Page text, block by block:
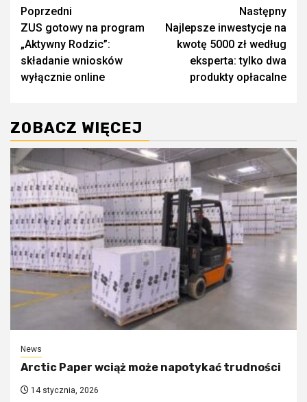
Zobacz
wpisy
Poprzedni
ZUS gotowy na program
„Aktywny Rodzic”:
składanie wniosków
wyłącznie online
Następny
Najlepsze inwestycje na
kwotę 5000 zł według
eksperta: tylko dwa
produkty opłacalne
ZOBACZ WIĘCEJ
News
Arctic Paper wciąż może napotykać trudności
14 stycznia, 2026